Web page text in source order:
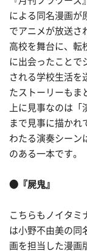
による同名漫画が
でアニメが放送さ
高校を舞台に、転
に出会ったことで
される学校生活を
たストーリーもま
上に見事なのは
まで見事に描かれ
わたる演奏シーン
のある一本です。
●『屍鬼』
こちらもノイタミ
は小野不由美の同
画を担当した漫画